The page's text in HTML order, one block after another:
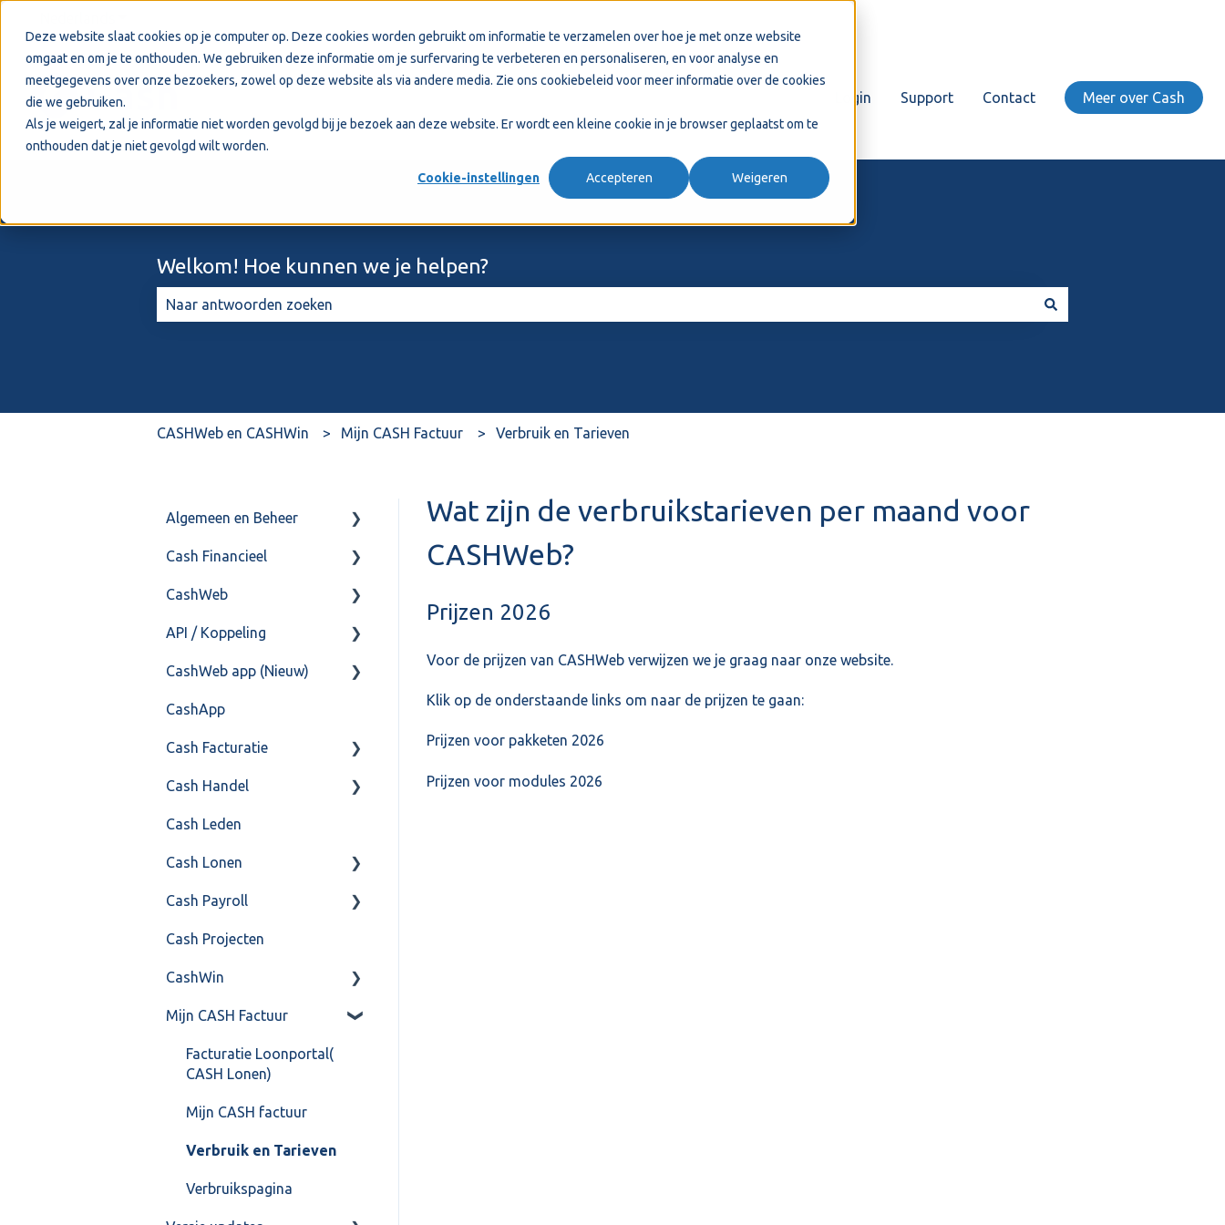
Deze website slaat cookies op je computer op. Deze cookies worden gebruikt om informatie te verzamelen over hoe je met onze website
omgaat en om je te onthouden. We gebruiken deze informatie om je surfervaring te verbeteren en personaliseren, en voor analyse en
meetgegevens over onze bezoekers, zowel op deze website als via andere media. Zie ons cookiebeleid voor meer informatie over de cookies
die we gebruiken.
Als je weigert, zal je informatie niet worden gevolgd bij je bezoek aan deze website. Er wordt een kleine cookie in je browser geplaatst om te
onthouden dat je niet gevolgd wilt worden.
Cookie-instellingen Accepteren Weigeren
Login Support Contact Meer over Cash
Welkom! Hoe kunnen we je helpen?
CASHWeb en CASHWin Mijn CASH Factuur Verbruik en Tarieven
Wat zijn de verbruikstarieven per maand voor
CASHWeb?
Prijzen 2026
Voor de prijzen van CASHWeb verwijzen we je graag naar onze website.
Klik op de onderstaande links om naar de prijzen te gaan:
Prijzen voor pakketen 2026
Prijzen voor modules 2026
Algemeen en Beheer
Bank(koppeling)
Import/Export
Postbus
Training & Consultancy
Overig
Cash Financieel
Boekhoud
Fiscaal
Overig
CashWeb
CashHero Layout
Mailen vanuit CASHWeb
Algemeen gebruik
API / Koppeling
Algemeen
Api 3.0 (SOAP API)
API 4.0 (REST API)
CashWeb app (Nieuw)
Veel gestelde vragen
CashApp
Cash Facturatie
Factureren
Instellingen
Algemeen
Formulierlayout
Cash Handel
Inkoop
Verkoop
Voorraad
Overig
VoorraadService &
Cash Leden
Cash Lonen
Algemeen
Inrichting
Jaarafsluiting
Salarisberekening
Overig
Lonen en overstap naar
Cash Payroll
Aangifte
Algemeen
Basis Training
Berekening
Journaalpost
Cash Projecten
CashWin
Overig
Mijn CASH Factuur
Facturatie Loonportal(
CASH Lonen)
Mijn CASH factuur
Verbruik en Tarieven
Verbruikspagina